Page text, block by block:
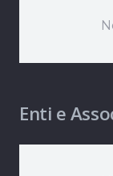
Enti e